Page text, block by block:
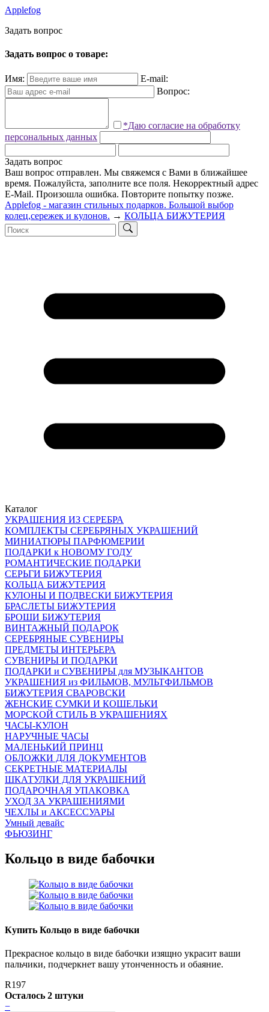
Applefog
Задать вопрос
Задать вопрос о товаре:
Имя:
E-mail:
Вопрос:
*Даю согласие на обработку
персональных данных
Задать вопрос
Ваш вопрос отправлен. Мы свяжемся с Вами в ближайшее
время. Пожалуйста, заполните все поля. Некорректный адрес
E-Mail. Произошла ошибка. Повторите попытку позже.
Applefog - магазин стильных подарков. Большой выбор
колец,сережек и кулонов. → КОЛЬЦА БИЖУТЕРИЯ
Каталог
УКРАШЕНИЯ ИЗ СЕРЕБРА
КОМПЛЕКТЫ СЕРЕБРЯНЫХ УКРАШЕНИЙ
МИНИАТЮРЫ ПАРФЮМЕРИИ
ПОДАРКИ к НОВОМУ ГОДУ
РОМАНТИЧЕСКИЕ ПОДАРКИ
СЕРЬГИ БИЖУТЕРИЯ
КОЛЬЦА БИЖУТЕРИЯ
КУЛОНЫ И ПОДВЕСКИ БИЖУТЕРИЯ
БРАСЛЕТЫ БИЖУТЕРИЯ
БРОШИ БИЖУТЕРИЯ
ВИНТАЖНЫЙ ПОДАРОК
СЕРЕБРЯНЫЕ СУВЕНИРЫ
ПРЕДМЕТЫ ИНТЕРЬЕРА
СУВЕНИРЫ И ПОДАРКИ
ПОДАРКИ и СУВЕНИРЫ для МУЗЫКАНТОВ
УКРАШЕНИЯ из ФИЛЬМОВ, МУЛЬТФИЛЬМОВ
БИЖУТЕРИЯ СВАРОВСКИ
ЖЕНСКИЕ СУМКИ И КОШЕЛЬКИ
МОРСКОЙ СТИЛЬ В УКРАШЕНИЯХ
ЧАСЫ-КУЛОН
НАРУЧНЫЕ ЧАСЫ
МАЛЕНЬКИЙ ПРИНЦ
ОБЛОЖКИ ДЛЯ ДОКУМЕНТОВ
СЕКРЕТНЫЕ МАТЕРИАЛЫ
ШКАТУЛКИ ДЛЯ УКРАШЕНИЙ
ПОДАРОЧНАЯ УПАКОВКА
УХОД ЗА УКРАШЕНИЯМИ
ЧEХЛЫ и АКСЕССУАРЫ
Умный девайс
ФЬЮЗИНГ
Кольцо в виде бабочки
Купить Кольцо в виде бабочки
Прекрасное кольцо в виде бабочки изящно украсит ваши
пальчики, подчеркнет вашу утонченность и обаяние.
R197
Осталось 2 штуки
−